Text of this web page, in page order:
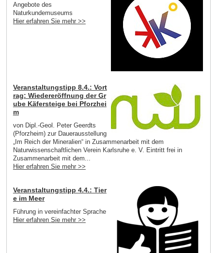
Angebote des
Naturkundemuseums
Hier erfahren Sie mehr >>
Veranstaltungstipp 8.4.: Vort
rag: Wiedereröffnung der Gr
ube Käfersteige bei Pforzhei
m
von Dipl.-Geol. Peter Geerdts
(Pforzheim) zur Dauerausstellung
„Im Reich der Mineralien“ in Zusammenarbeit mit dem
Naturwissenschaftlichen Verein Karlsruhe e. V. Eintritt frei in
Zusammenarbeit mit dem...
Hier erfahren Sie mehr >>
Veranstaltungstipp 4.4.: Tier
e im Meer
Führung in vereinfachter Sprache
Hier erfahren Sie mehr >>